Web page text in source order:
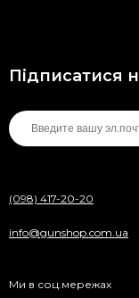
Підписатися
(098) 417-20-20
info@gunshop.com.ua
Ми в соц.мережах